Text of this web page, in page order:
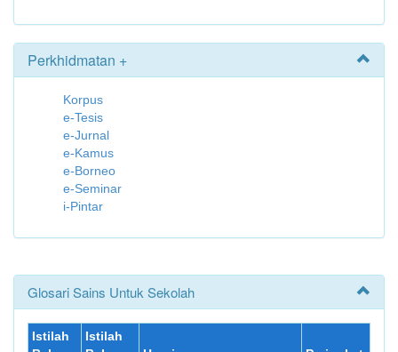
Perkhidmatan +
Korpus
e-Tesis
e-Jurnal
e-Kamus
e-Borneo
e-Seminar
i-Pintar
Glosari Sains Untuk Sekolah
Istilah
Istilah